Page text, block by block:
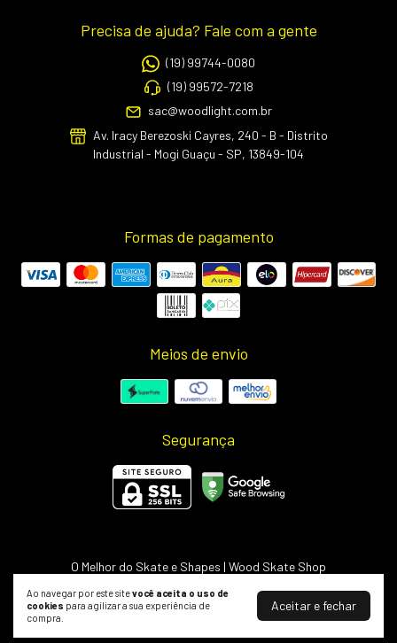
Ao navegar por este sitevocê aceita o uso de
cookies para agilizar a sua experiência de
compra.
Aceitar e fechar
Precisa de ajuda? Fale com a gente
(19) 99744-0080
(19) 99572-7218
sac@woodlight.com.br
Av. Iracy Berezoski Cayres, 240 - B - Distrito
Industrial - Mogi Guaçu - SP, 13849-104
Formas de pagamento
Meios de envio
Segurança
O Melhor do Skate e Shapes | Wood Skate Shop